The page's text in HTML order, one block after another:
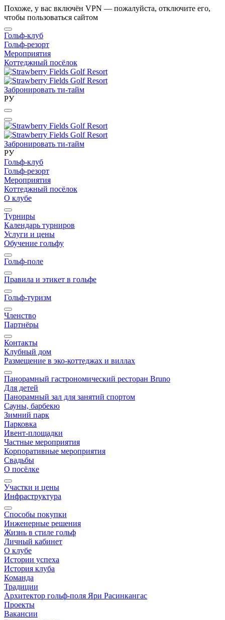
Похоже, у вас включён VPN — пожалуйста, отключите его,
чтобы пользоваться сайтом
Гольф-клуб
Гольф-резорт
Мероприятия
Коттеджный посёлок
Забронировать ти-тайм
РУ
Забронировать ти-тайм
РУ
Гольф-клуб
Гольф-резорт
Мероприятия
Коттеджный посёлок
О клубе
Турниры
Календарь турниров
Услуги и цены
Обучение гольфу
Гольф-поле
Правила и этикет в гольфе
Гольф-туризм
Членство
Партнёры
Контакты
Клубный дом
Размещение в эко-коттеджах и виллах
Панорамный гастрономический ресторан Bruno
Для детей
Панорамный зал для занятий спортом
Сауны, барбекю
Зимний парк
Парковка
Ивент-площадки
Частные мероприятия
Корпоративные мероприятия
Свадьбы
О посёлке
Участки и цены
Инфраструктура
Способы покупки
Инженерные решения
Жизнь в стиле гольф
Личный кабинет
О клубе
Истории успеха
История клуба
Команда
Традиции
Архитектор гольф-поля Яри Расинкангас
Проекты
Вакансии